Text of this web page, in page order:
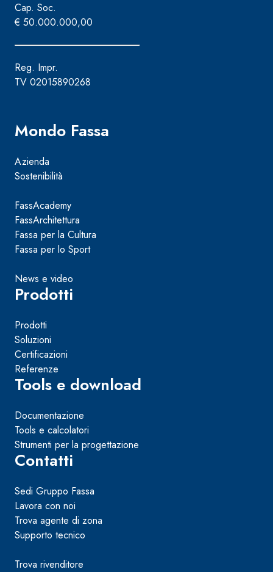
Cap. Soc.
€ 50.000.000,00
Reg. Impr.
TV 02015890268
Mondo Fassa
Azienda
Sostenibilità
FassAcademy
FassArchitettura
Fassa per la Cultura
Fassa per lo Sport
News e video
Prodotti
Prodotti
Soluzioni
Certificazioni
Referenze
Tools e download
Documentazione
Tools e calcolatori
Strumenti per la progettazione
Contatti
Sedi Gruppo Fassa
Lavora con noi
Trova agente di zona
Supporto tecnico
Trova rivenditore